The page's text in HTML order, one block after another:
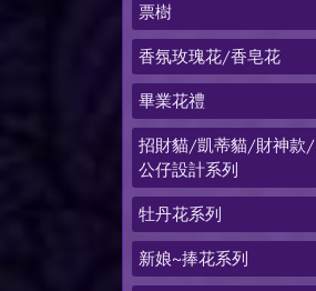
票樹
香氛玫瑰花/香皂花
畢業花禮
招財貓/凱蒂貓/財神款/
公仔設計系列
牡丹花系列
新娘~捧花系列